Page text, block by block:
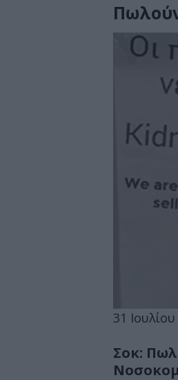
31
Σοκ: